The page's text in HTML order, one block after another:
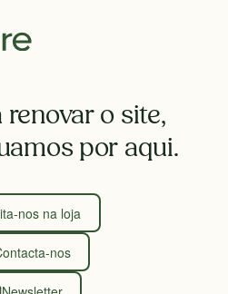
o site,
por aqui.
nos na loja
nos